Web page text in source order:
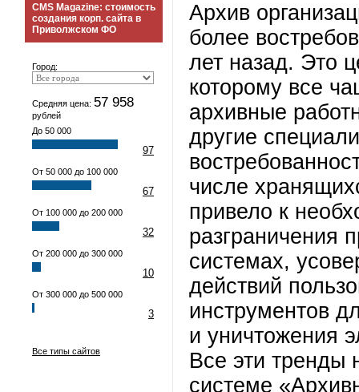
CMS Magazine: стоимость
создания корп. сайта в
Приволжском ФО
Город:
Средняя цена: 57 958
рублей
До 50 000
97
От 50 000 до 100 000
67
От 100 000 до 200 000
32
От 200 000 до 300 000
10
От 300 000 до 500 000
3
Все типы сайтов
Архив
более
лет назад. Это
которому все
архивные
другие
числе
привело к
разграничения
системах,
действий
инструментов
и уничтожения
Все эти тренды
системе